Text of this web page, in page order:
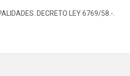
DECRETO LEY 6769/58.-.